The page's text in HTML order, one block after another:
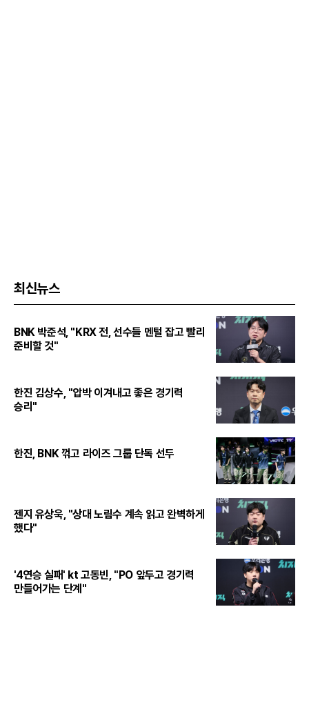
최신뉴스
BNK 박준석, "KRX 전, 선수들 멘털 잡고 빨리
준비할 것"
한진 김상수, "압박 이겨내고 좋은 경기력
승리"
한진, BNK 꺾고 라이즈 그룹 단독 선두
젠지 유상욱, "상대 노림수 계속 읽고 완벽하게
했다"
'4연승 실패' kt 고동빈, "PO 앞두고 경기력
만들어가는 단계"